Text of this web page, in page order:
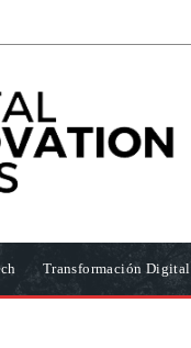
Transformación Digital